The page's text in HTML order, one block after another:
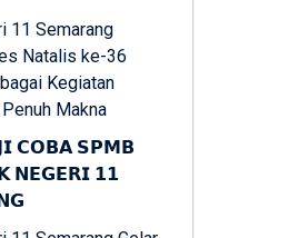
11 Semarang
Natalis ke-36
Kegiatan
Makna
𝗖𝗢𝗕𝗔 𝗦𝗣𝗠𝗕
𝗡𝗘𝗚𝗘𝗥𝗜 𝟭𝟭